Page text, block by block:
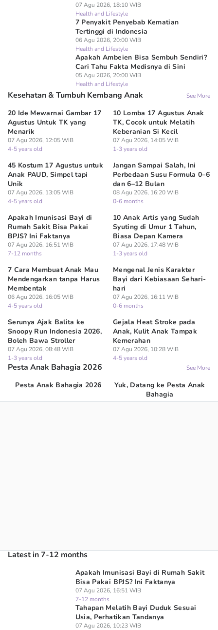
07 Agu 2026, 18:10 WIB
Health and Lifestyle
7 Penyakit Penyebab Kematian
Tertinggi di Indonesia
06 Agu 2026, 20:00 WIB
Health and Lifestyle
Apakah Ambeien Bisa Sembuh Sendiri?
Cari Tahu Fakta Medisnya di Sini
05 Agu 2026, 20:00 WIB
Health and Lifestyle
Kesehatan & Tumbuh Kembang Anak See More
20 Ide Mewarnai Gambar 17
Agustus Untuk TK yang
Menarik
07 Agu 2026, 12:05 WIB
4-5 years old
10 Lomba 17 Agustus Anak
TK, Cocok untuk Melatih
Keberanian Si Kecil
07 Agu 2026, 14:05 WIB
1-3 years old
45 Kostum 17 Agustus untuk
Anak PAUD, Simpel tapi
Unik
07 Agu 2026, 13:05 WIB
4-5 years old
Jangan Sampai Salah, Ini
Perbedaan Susu Formula 0–6
dan 6–12 Bulan
08 Agu 2026, 16:20 WIB
0-6 months
Apakah Imunisasi Bayi di
Rumah Sakit Bisa Pakai
BPJS? Ini Faktanya
07 Agu 2026, 16:51 WIB
7-12 months
10 Anak Artis yang Sudah
Syuting di Umur 1 Tahun,
Biasa Depan Kamera
07 Agu 2026, 17:48 WIB
1-3 years old
7 Cara Membuat Anak Mau
Mendengarkan tanpa Harus
Membentak
06 Agu 2026, 16:05 WIB
4-5 years old
Mengenal Jenis Karakter
Bayi dari Kebiasaan Sehari-
hari
07 Agu 2026, 16:11 WIB
0-6 months
Serunya Ajak Balita ke
Snoopy Run Indonesia 2026,
Boleh Bawa Stroller
07 Agu 2026, 08:48 WIB
1-3 years old
Gejala Heat Stroke pada
Anak, Kulit Anak Tampak
Kemerahan
07 Agu 2026, 10:28 WIB
4-5 years old
Pesta Anak Bahagia 2026 See More
Pesta Anak Bahagia 2026
Yuk, Datang ke Pesta Anak
Bahagia
Latest in 7-12 months
Apakah Imunisasi Bayi di Rumah Sakit
Bisa Pakai BPJS? Ini Faktanya
07 Agu 2026, 16:51 WIB
7-12 months
Tahapan Melatih Bayi Duduk Sesuai
Usia, Perhatikan Tandanya
07 Agu 2026, 10:23 WIB